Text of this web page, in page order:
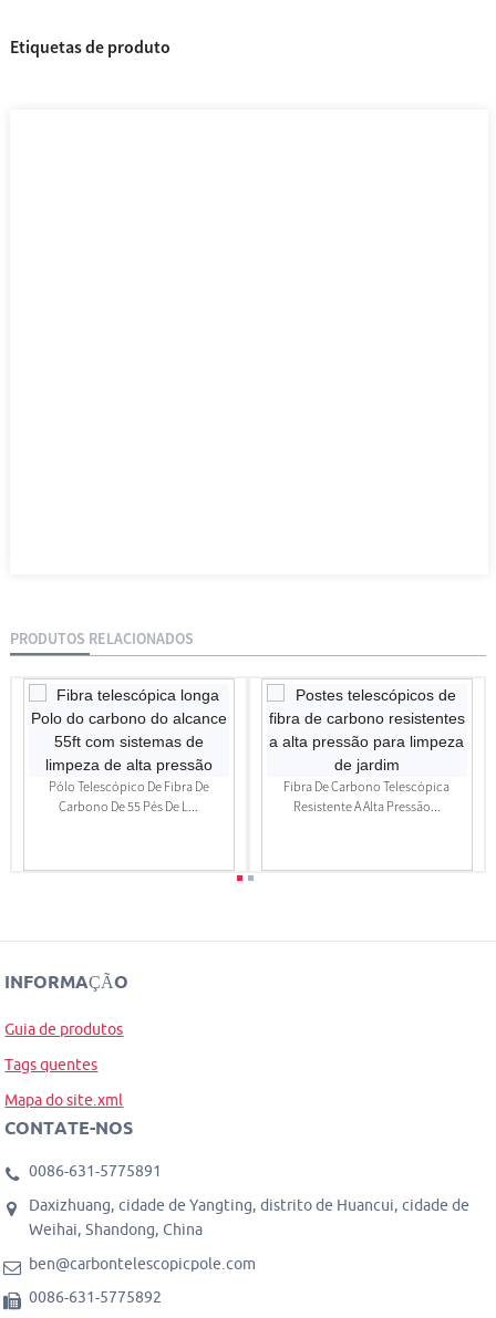
Etiquetas de produto
PRODUTOS RELACIONADOS
Pólo Telescópico De Fibra De
Carbono De 55 Pés De L...
Fibra De Carbono Telescópica
Resistente A Alta Pressão...
INFORMAÇÃO
Guia de produtos
Tags quentes
Mapa do site.xml
CONTATE-NOS
0086-631-5775891
Daxizhuang, cidade de Yangting, distrito de Huancui, cidade de
Weihai, Shandong, China
ben@carbontelescopicpole.com
0086-631-5775892